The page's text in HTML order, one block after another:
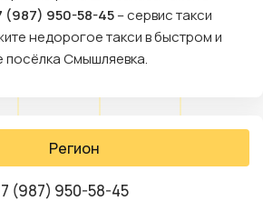
(987) 950-58-45– сервис такси
недорогое такси в быстром и
посёлка Смышляевка.
Регион
(987) 950-58-45